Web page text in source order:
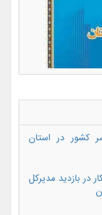
کشور در استان
در بازدید مدیرکل